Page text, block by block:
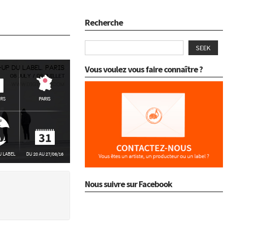
Recherche
SEEK
Vous voulez vous faire connaître ?
Nous suivre sur Facebook